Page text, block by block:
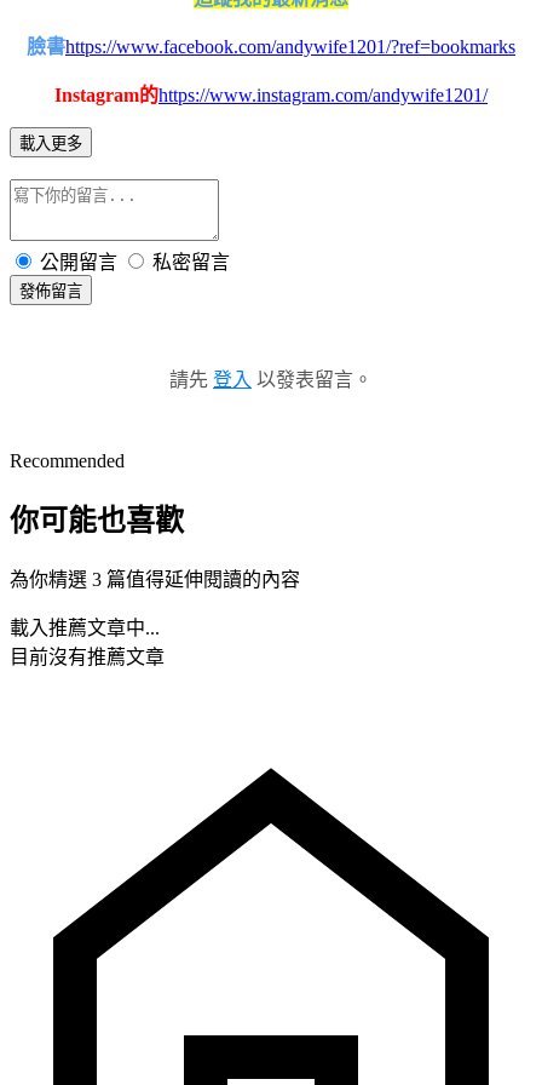
臉書https://www.facebook.com/andywife1201/?ref=bookmarks
Instagram的https://www.instagram.com/andywife1201/
載入更多
公開留言 私密留言
發佈留言
請先 登入 以發表留言。
Recommended
你可能也喜歡
為你精選 3 篇值得延伸閱讀的內容
載入推薦文章中...
目前沒有推薦文章